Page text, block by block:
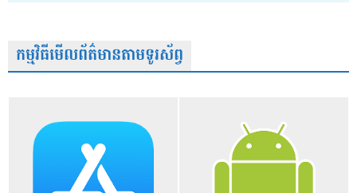
កម្មវិធីមើលព័ត៌មានតាមទូរស័ព្វ